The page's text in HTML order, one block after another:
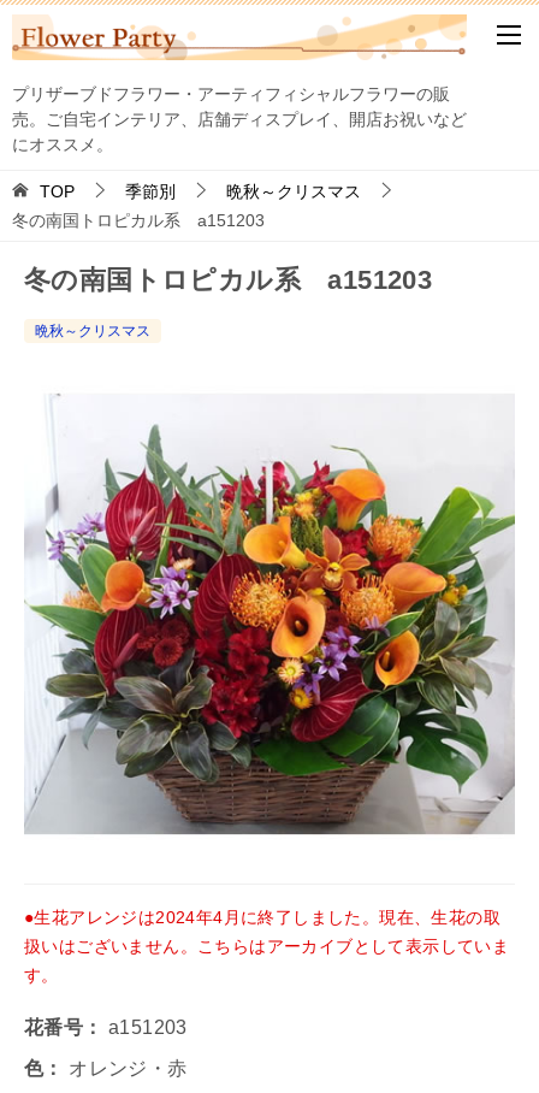
プリザーブドフラワー・アーティフィシャルフラワーの販
売。ご自宅インテリア、店舗ディスプレイ、開店お祝いなど
にオススメ。
TOP 季節別
晩秋～クリスマス
冬の南国トロピカル系 a151203
冬の南国トロピカル系 a151203
晩秋～クリスマス
●生花アレンジは2024年4月に終了しました。現在、生花の取
扱いはございません。こちらはアーカイブとして表示していま
す。
花番号：
a151203
色：
オレンジ・赤